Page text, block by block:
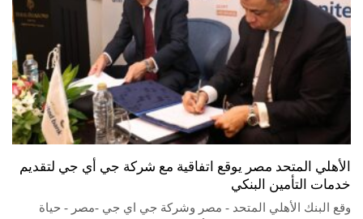
الأهلي المتحد مصر يوقع اتفاقية مع شركة جي أي جي لتقديم
خدمات التأمين البنكي
وقع البنك الأهلي المتحد - مصر وشركة جي اي جي -مصر - حياة